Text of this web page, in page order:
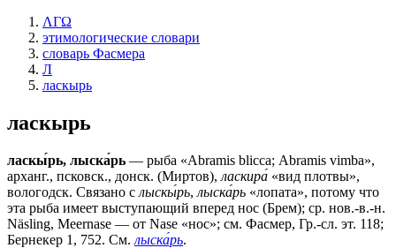
ΛΓΩ
этимологические словари
словарь Фасмера
Л
ласкырь
ласкырь
ласкы́рь, лыска́рь — рыба «Abramis bliсса; Abramis vimba»,
арханг., псковск., донск. (Миртов), ласкира́ «вид плотвы»,
вологодск. Связано с лыскы́рь, лыска́рь «лопата», потому что
эта рыба имеет выступающий вперед нос (Брем); ср. нов.-в.-н.
Näsling, Мееrnаsе — от Nase «нос»; см. Фасмер, Гр.-сл. эт. 118;
Бернекер 1, 752. См. лыска́рь.